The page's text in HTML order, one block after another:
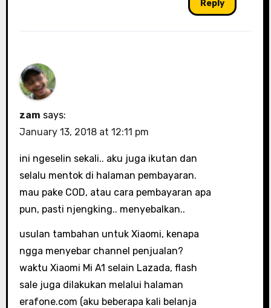
Reply
zam says:
January 13, 2018 at 12:11 pm
ini ngeselin sekali.. aku juga ikutan dan
selalu mentok di halaman pembayaran.
mau pake COD, atau cara pembayaran apa
pun, pasti njengking.. menyebalkan..
usulan tambahan untuk Xiaomi, kenapa
ngga menyebar channel penjualan?
waktu Xiaomi Mi A1 selain Lazada, flash
sale juga dilakukan melalui halaman
erafone.com (aku beberapa kali belanja